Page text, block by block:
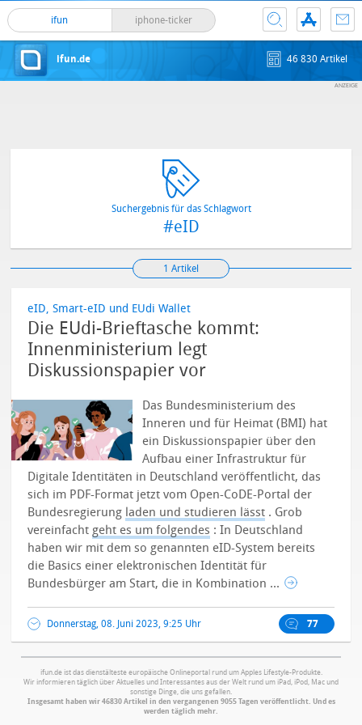
ifun iphone-ticker
ifun.de 46 830 Artikel
Suchergebnis für das Schlagwort
#eID
1 Artikel
eID, Smart-eID und EUdi Wallet
Die EUdi-Brieftasche kommt:
Innenministerium legt
Diskussionspapier vor
Das Bundesministerium des
Inneren und für Heimat (BMI) hat
ein Diskussionspapier über den
Aufbau einer Infrastruktur für
Digitale Identitäten in Deutschland veröffentlicht, das
sich im PDF-Format jetzt vom Open-CoDE-Portal der
Bundesregierung laden und studieren lässt . Grob
vereinfacht geht es um folgendes : In Deutschland
haben wir mit dem so genannten eID-System bereits
die Basics einer elektronischen Identität für
Bundesbürger am Start, die in Kombination ...
Donnerstag, 08. Juni 2023, 9:25 Uhr 77
ifun.de ist das dienstälteste europäische Onlineportal rund um Apples Lifestyle-Produkte.
Wir informieren täglich über Aktuelles und Interessantes aus der Welt rund um iPad, iPod, Mac und
sonstige Dinge, die uns gefallen.
Insgesamt haben wir 46830 Artikel in den vergangenen 9055 Tagen veröffentlicht. Und es
werden täglich mehr.